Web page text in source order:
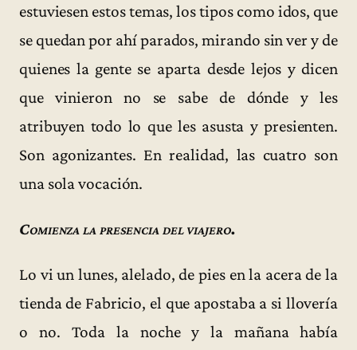
estuviesen estos temas, los tipos como idos, que
se quedan por ahí parados, mirando sin ver y de
quienes la gente se aparta desde lejos y dicen
que vinieron no se sabe de dónde y les
atribuyen todo lo que les asusta y presienten.
Son agonizantes. En realidad, las cuatro son
una sola vocación.
Comienza la presencia del viajero.
Lo vi un lunes, alelado, de pies en la acera de la
tienda de Fabricio, el que apostaba a si llovería
o no. Toda la noche y la mañana había